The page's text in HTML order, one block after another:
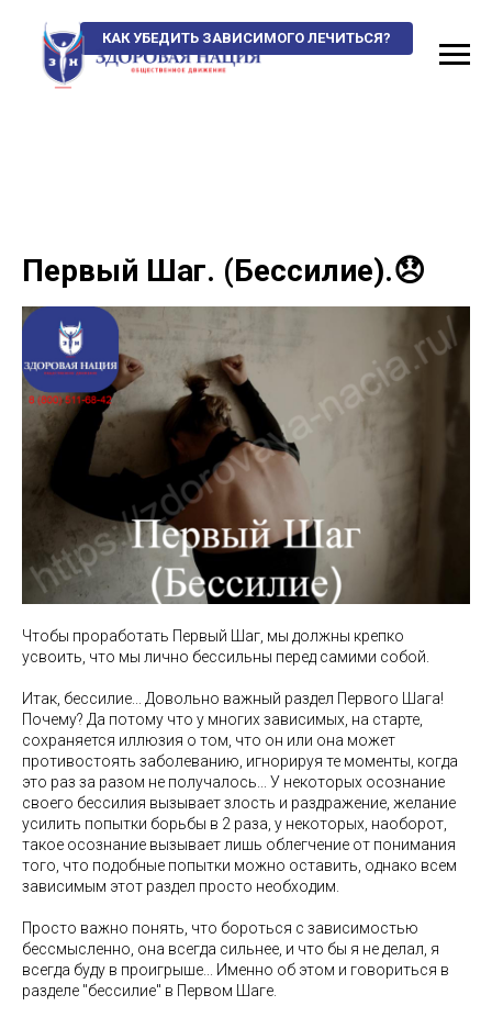
КАК УБЕДИТЬ ЗАВИСИМОГО ЛЕЧИТЬСЯ?
Первый Шаг. (Бессилие).😞
Чтобы проработать Первый Шаг, мы должны крепко
усвоить, что мы лично бессильны перед самими собой.
Итак, бессилие... Довольно важный раздел Первого Шага!
Почему? Да потому что у многих зависимых, на старте,
сохраняется иллюзия о том, что он или она может
противостоять заболеванию, игнорируя те моменты, когда
это раз за разом не получалось... У некоторых осознание
своего бессилия вызывает злость и раздражение, желание
усилить попытки борьбы в 2 раза, у некоторых, наоборот,
такое осознание вызывает лишь облегчение от понимания
того, что подобные попытки можно оставить, однако всем
зависимым этот раздел просто необходим.
Просто важно понять, что бороться с зависимостью
бессмысленно, она всегда сильнее, и что бы я не делал, я
всегда буду в проигрыше... Именно об этом и говориться в
разделе "бессилие" в Первом Шаге.